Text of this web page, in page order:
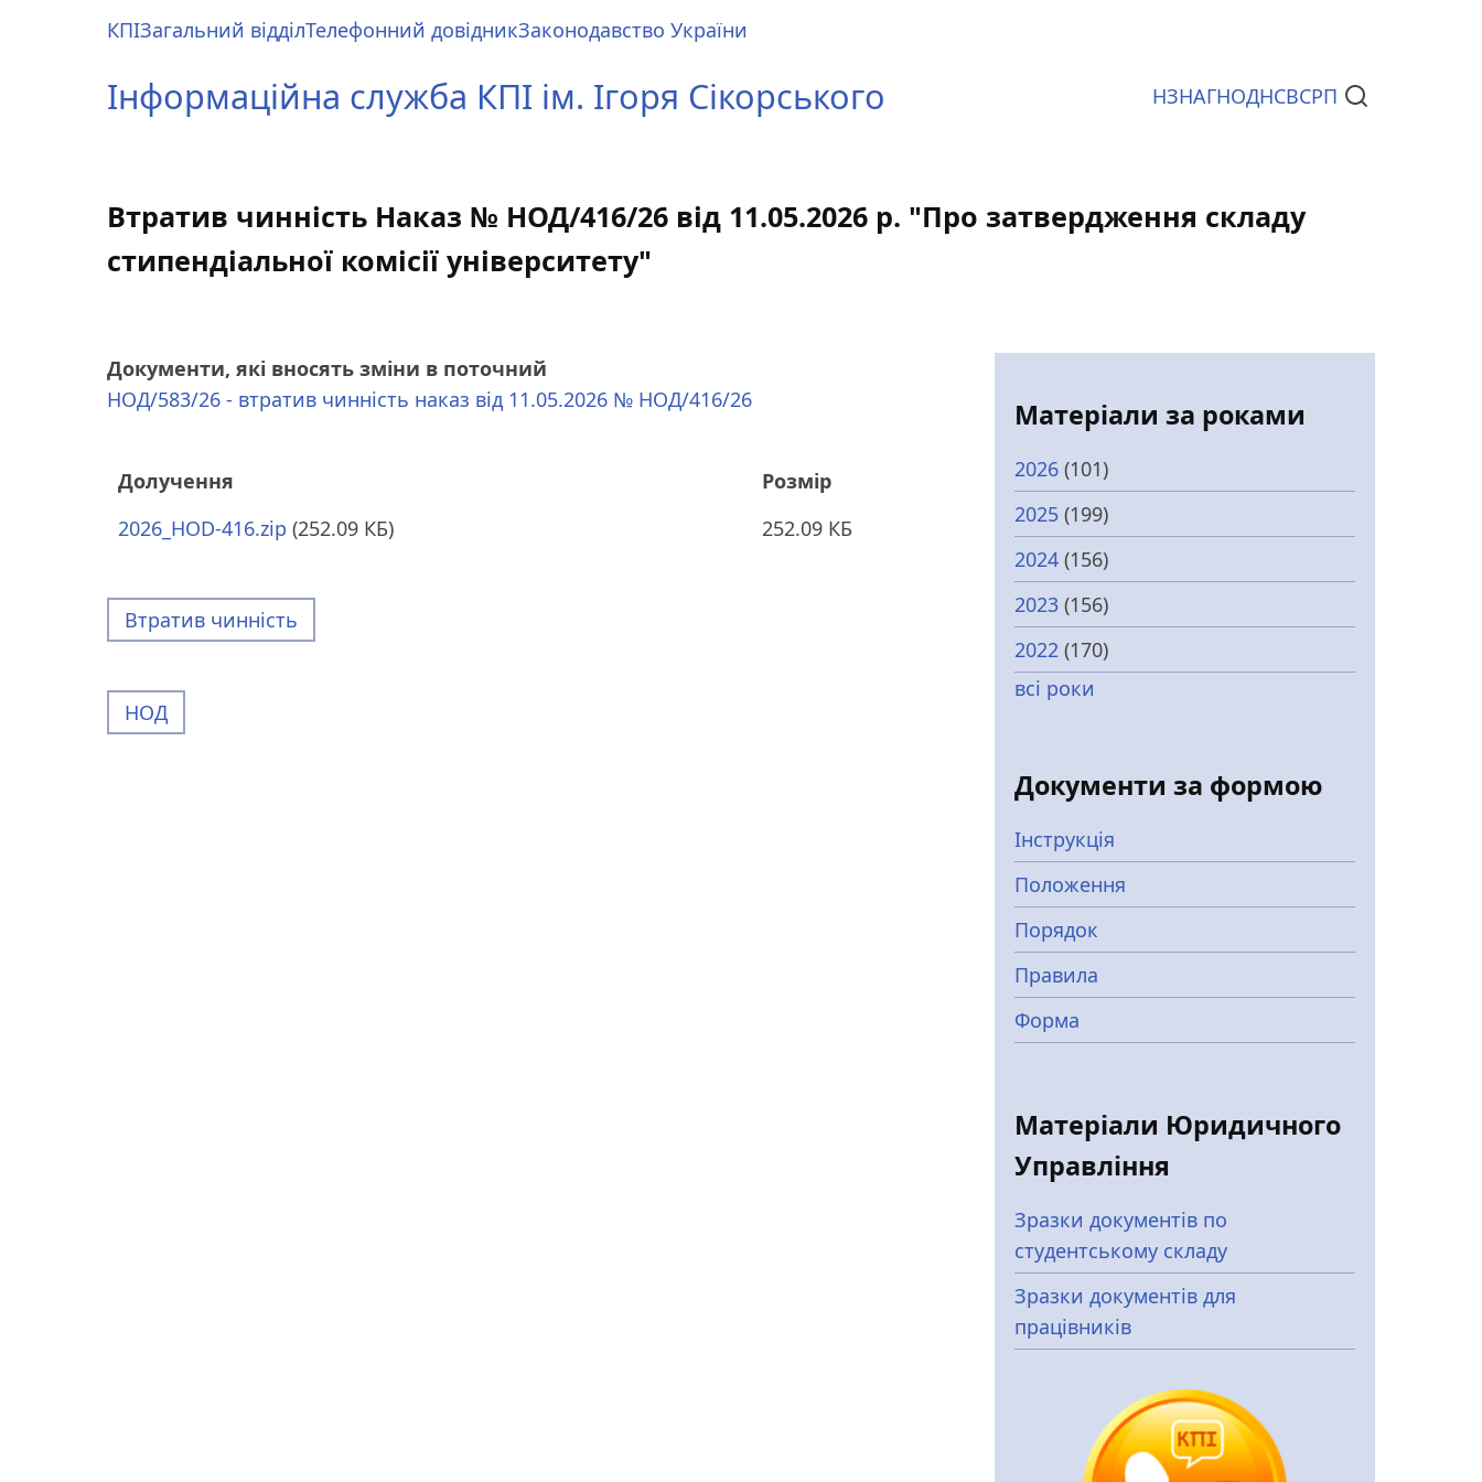
menu
КПІЗагальний відділТелефонний довідникЗаконодавство України
Інформаційна служба КПІ ім. Ігоря Сікорського Документи
НЗНАГНОДНСВСРП
Втратив чинність Наказ № НОД/416/26 від 11.05.2026 р. "Про затвердження складу
стипендіальної комісії університету"
Документи, які вносять зміни в поточний
НОД/583/26 - втратив чинність наказ від 11.05.2026 № НОД/416/26
Долучення
Розмір
2026_HOD-416.zip (252.09 КБ) 252.09 КБ
Втратив чинність
НОД
Матеріали за роками
2026 (101)
2025 (199)
2024 (156)
2023 (156)
2022 (170)
всі роки
Документи за формою
Інструкція
Положення
Порядок
Правила
Форма
Матеріали Юридичного
Управління
Зразки документів по
студентському складу
Зразки документів для
працівників